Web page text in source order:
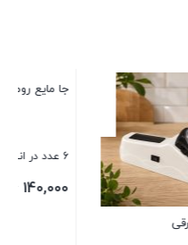
مایع رومیزی شیشه ای لاین
تومان